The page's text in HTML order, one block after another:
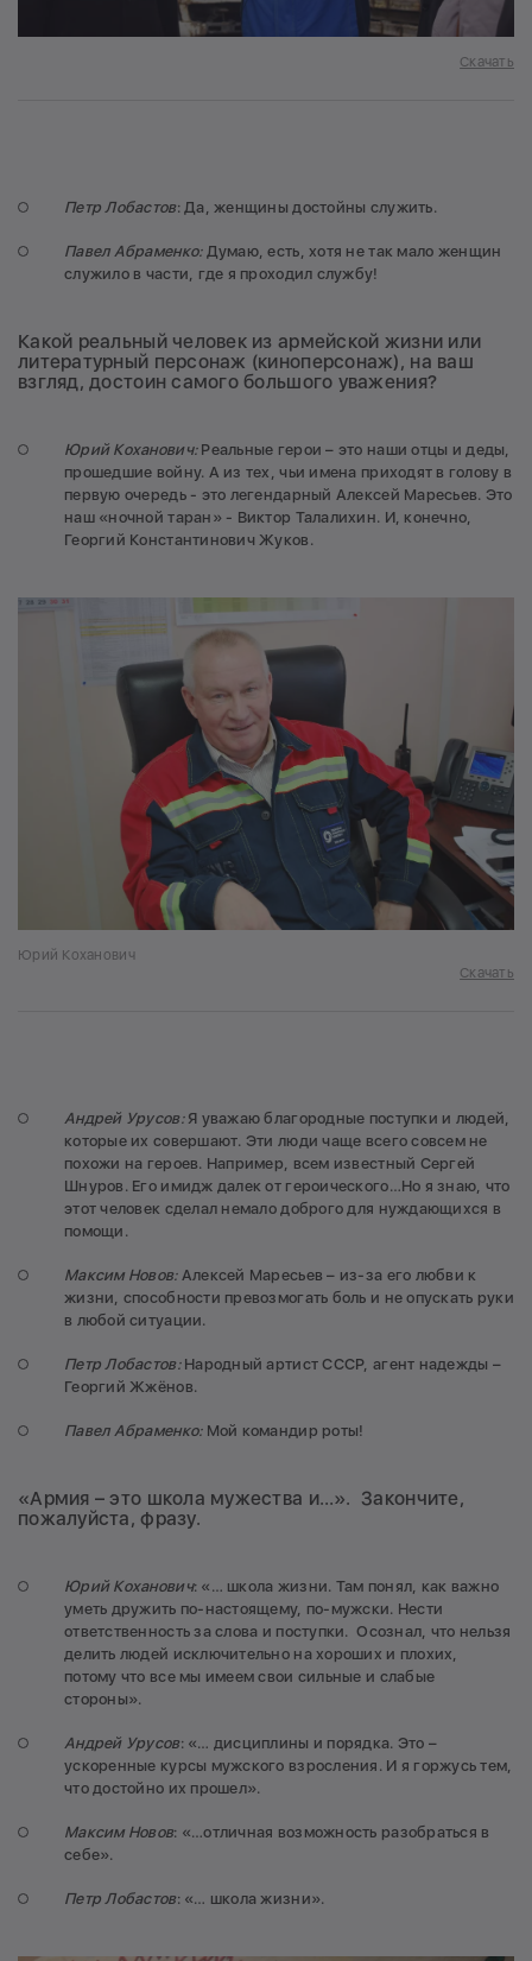
Скачать
Петр Лобастов: Да, женщины достойны служить.
Павел Абраменко:Думаю, есть, хотя не так мало женщин
служило в части, где я проходил службу!
Какой реальный человек из армейской жизни или
литературный персонаж (киноперсонаж), на ваш
взгляд, достоин самого большого уважения?
Юрий Коханович:Реальные герои – это наши отцы и деды,
прошедшие войну. А из тех, чьи имена приходят в голову в
первую очередь - это легендарный Алексей Маресьев. Это
наш «ночной таран» - Виктор Талалихин. И, конечно,
Георгий Константинович Жуков.
Юрий Коханович
Скачать
Андрей Урусов:Я уважаю благородные поступки и людей,
которые их совершают. Эти люди чаще всего совсем не
похожи на героев. Например, всем известный Сергей
Шнуров. Его имидж далек от героического…Но я знаю, что
этот человек сделал немало доброго для нуждающихся в
помощи.
Максим Новов: Алексей Маресьев – из-за его любви к
жизни, способности превозмогать боль и не опускать руки
в любой ситуации.
Петр Лобастов: Народный артист СССР, агент надежды –
Георгий Жжёнов.
Павел Абраменко:Мой командир роты!
«Армия – это школа мужества и…». Закончите,
пожалуйста, фразу.
Юрий Коханович: «… школа жизни. Там понял, как важно
уметь дружить по-настоящему, по-мужски. Нести
ответственность за слова и поступки. Осознал, что нельзя
делить людей исключительно на хороших и плохих,
потому что все мы имеем свои сильные и слабые
стороны».
Андрей Урусов: «… дисциплины и порядка. Это –
ускоренные курсы мужского взросления. И я горжусь тем,
что достойно их прошел».
Максим Новов: «…отличная возможность разобраться в
себе».
Петр Лобастов: «… школа жизни».